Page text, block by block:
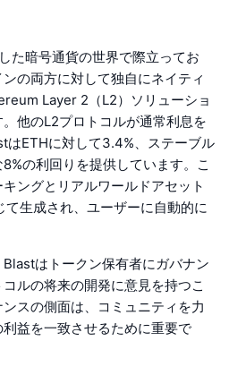
た暗号通貨の世界で際立ってお
の両方に対して独自にネイティ
Layer 2（L2）ソリューショ
他のL2プロトコルが通常利息を
はETHに対して3.4%、ステーブル
の利回りを提供しています。こ
ングとリアルワールドアセット
て生成され、ユーザーに自動的に
はトークン保有者にガバナン
ルの将来の開発に意見を持つこ
スの側面は、コミュニティを力
益を一致させるために重要で